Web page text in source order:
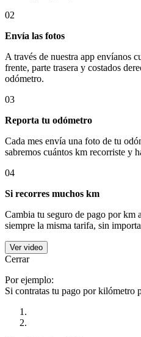
02
Envía las fotos
A través de nuestra app envíanos
frente, parte trasera y costados
odómetro.
03
Reporta tu odómetro
Cada mes envía una foto de tu
sabremos cuántos km recorriste y
04
Si recorres muchos km
Cambia tu seguro de pago por km
siempre la misma tarifa, sin
Ver video
Cerrar
Por ejemplo:
Si contratas tu pago por kilómetro